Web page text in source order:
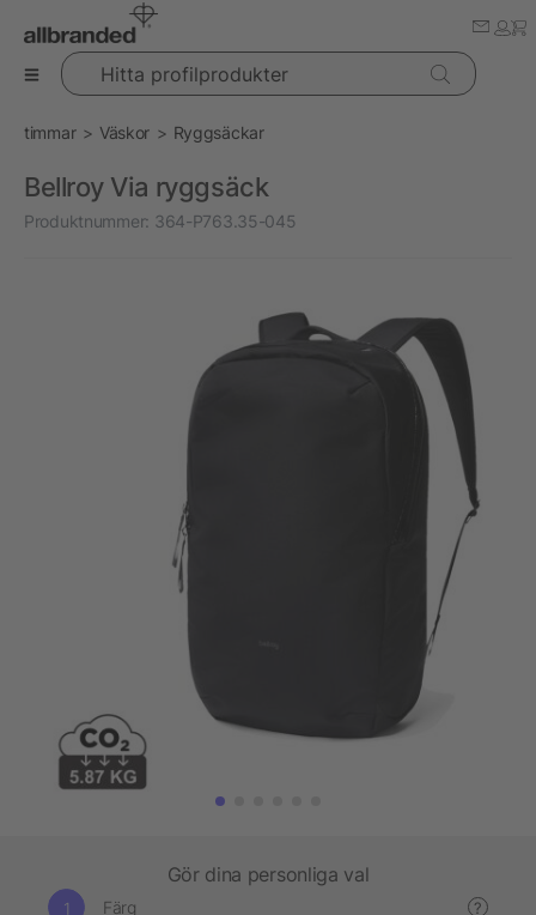
Hitta profilprodukter
timmar Väskor Ryggsäckar
Bellroy Via ryggsäck
Produktnummer: 364-P763.35-045
Gör dina personliga val
Färg ?